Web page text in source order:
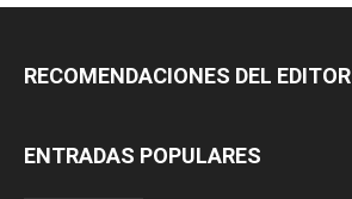
RECOMENDACIONES DEL EDITOR
ENTRADAS POPULARES